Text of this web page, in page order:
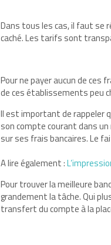
Dans tous les cas, il faut se
caché. Les tarifs sont
Pour ne payer aucun de ces
de ces établissements peu
Il est important de rappeler
son compte courant dans
sur ses frais bancaires. Le
A lire également :
Pour trouver la meilleure
grandement la tâche. Qui
transfert du compte à la